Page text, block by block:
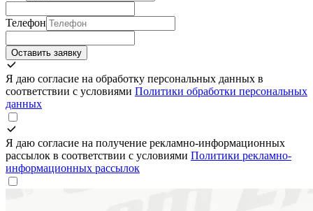
Телефон
Оставить заявку
Я даю согласие на обработку персональных данных в
соответствии с условиями Политики обработки персональных
данных
Я даю согласие на получение рекламно-информационных
рассылок в соответствии с условиями Политики рекламно-
информационных рассылок